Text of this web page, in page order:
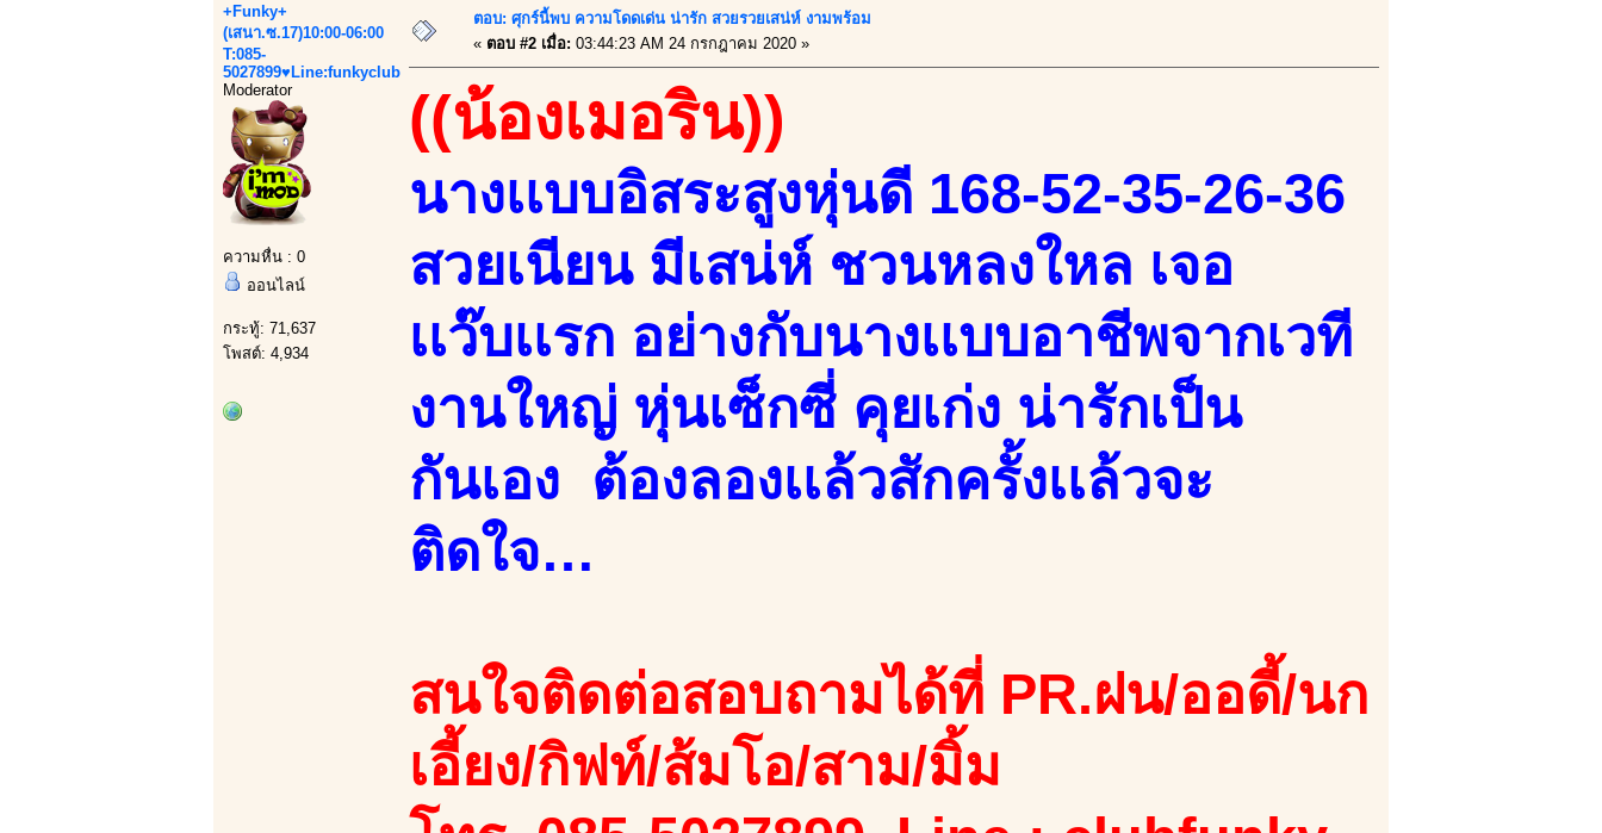
+Funky+
(เสนา.ซ.17)10:00-06:00
T:085-
5027899♥Line:funkyclub
Moderator
ความหื่น : 0
ออนไลน์
กระทู้: 71,637
โพสต์: 4,934
ตอบ: ศุกร์นี้พบ ความโดดเด่น น่ารัก สวยรวยเสน่ห์ งามพร้อม
« ตอบ #2 เมื่อ: 03:44:23 AM 24 กรกฎาคม 2020 »
((น้องเมอริน))
นางเเบบอิสระสูงหุ่นดี 168-52-35-26-36
สวยเนียน มีเสน่ห์ ชวนหลงใหล เจอ
เเว๊บเเรก อย่างกับนางเเบบอาชีพจากเวที
งานใหญ่ หุ่นเซ็กซี่ คุยเก่ง น่ารักเป็น
กันเอง ต้องลองเเล้วสักครั้งเเล้วจะ
ติดใจ…
สนใจติดต่อสอบถามได้ที่ PR.ฝน/ออดี้/นก
เอี้ยง/กิฟท์/ส้มโอ/สาม/มิ้ม